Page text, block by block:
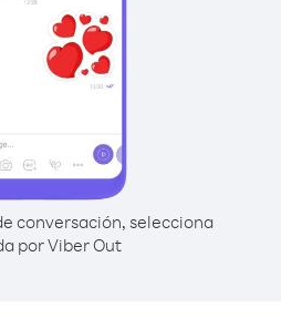
conversación, selecciona
por Viber Out